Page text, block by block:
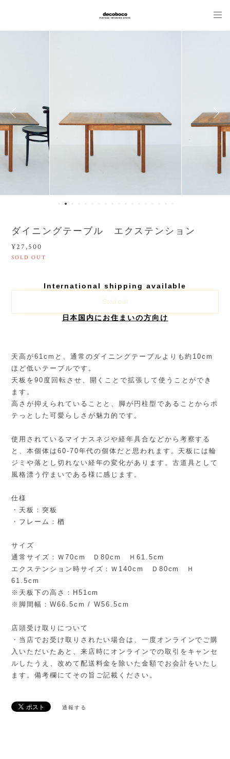
ダイニングテーブル エクステンション
¥27,500
SOLD OUT
International shipping available
Sold out
日本国内にお住まいの方向け
天高が61cmと、通常のダイニングテーブルよりも約10cm
ほど低いテーブルです。
天板を90度回転させ、開くことで拡張して使うことができ
ます。
高さが抑えられていることと、脚が円柱型であることからポ
テっとした可愛らしさが魅力的です。
使用されているマイナスネジや経年具合などから考察する
と、本個体は60-70年代の個体だと思われます。天板には輪
ジミや落とし切れない経年の変化があります。古道具として
風格漂う佇まいである様に感じます。
仕様
・天板：突板
・フレーム：楢
サイズ
通常サイズ：Ｗ70cm Ｄ80cm Ｈ61.5cm
エクステンション時サイズ：Ｗ140cm Ｄ80cm Ｈ
61.5cm
※天板下の高さ：H51cm
※脚間幅：W66.5cm / W56.5cm
店頭受け取りについて
・当店でお受け取りされたい場合は、一度オンラインでご購
入いただいたあと、来店時にオンラインでの取引をキャンセ
ルしたうえ、改めて配送料金を除いた金額でお会計をいたし
ます。備考欄にてその旨ご記載ください。
通報する